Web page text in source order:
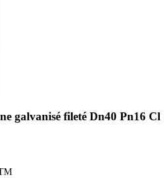
galvanisé fileté Dn40 Pn16